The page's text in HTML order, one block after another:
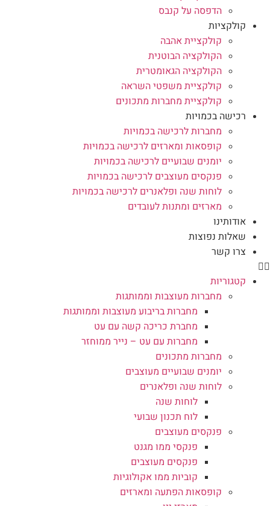
הדפסה על קנבס
קולקציות
קולקציית אהבה
הקולקציה הבוטנית
הקולקציה הגאומטרית
קולקציית משפטי השראה
קולקציית מחברות מתכונים
רכישה בכמויות
מחברות לרכישה בכמויות
קופסאות ומארזים לרכישה בכמויות
יומנים שבועיים לרכישה בכמויות
פנקסים מעוצבים לרכישה בכמויות
לוחות שנה ופלאנרים לרכישה בכמויות
מארזים ומתנות לעובדים
אודותינו
שאלות נפוצות
צרו קשר
קטגוריות
מחברות מעוצבות וממותגות
מחברות בריבוע מעוצבות וממותגות
מחברת כריכה קשה עם עט
מחברות עם עט – נייר ממוחזר
מחברות מתכונים
יומנים שבועיים מעוצבים
לוחות שנה ופלאנרים
לוחות שנה
לוח תכנון שבועי
פנקסים מעוצבים
פנקסי ממו מגנט
פנקסים מעוצבים
קוביות ממו אקולוגיות
קופסאות הפתעה ומארזים